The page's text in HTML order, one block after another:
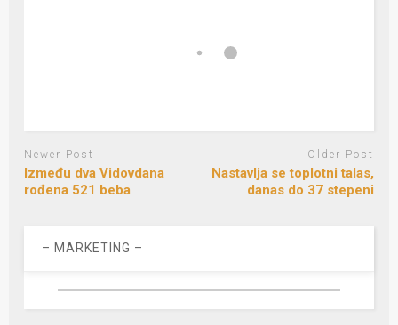
Newer Post
Između dva Vidovdana
rođena 521 beba
Older Post
Nastavlja se toplotni talas,
danas do 37 stepeni
– MARKETING –